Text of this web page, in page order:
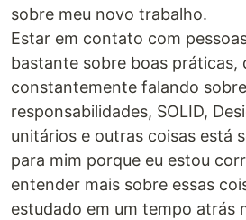
sobre meu novo trabalho.
Estar em contato com
bastante sobre boas práticas,
constantemente falando
responsabilidades, SOLID,
unitários e outras coisas está
para mim porque eu estou
entender mais sobre essas
estudado em um tempo atrás